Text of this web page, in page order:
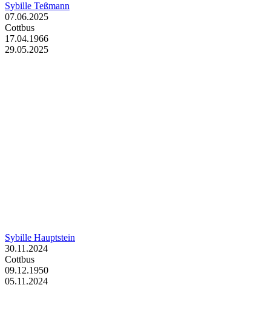
Sybille Teßmann
07.06.2025
Cottbus
17.04.1966
29.05.2025
Sybille Hauptstein
30.11.2024
Cottbus
09.12.1950
05.11.2024